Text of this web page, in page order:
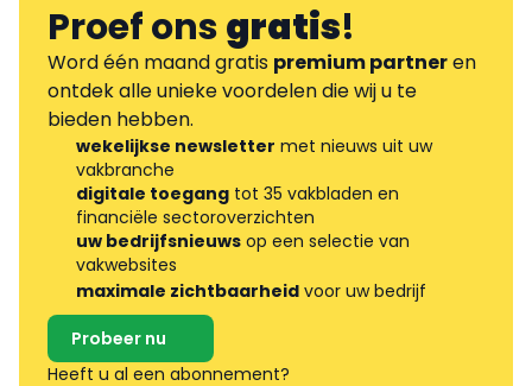
Proef onsgratis!
Word één maand gratis premium partneren
ontdek alle unieke voordelen die wij u te
bieden hebben.
wekelijkse newsletter met nieuws uit uw
vakbranche
digitale toegang tot 35 vakbladen en
financiële sectoroverzichten
uw bedrijfsnieuws op een selectie van
vakwebsites
maximale zichtbaarheid voor uw bedrijf
Probeer nu
Heeft u al een abonnement?